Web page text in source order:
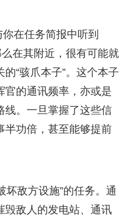
在任务简报中听到
在其附近，很有可能就
“骇爪本子”。这个本子
官的通讯频率，亦或是
线。一旦掌握了这些信
半功倍，甚至能够提前
坏敌方设施”的任务。通
毁敌人的发电站、通讯